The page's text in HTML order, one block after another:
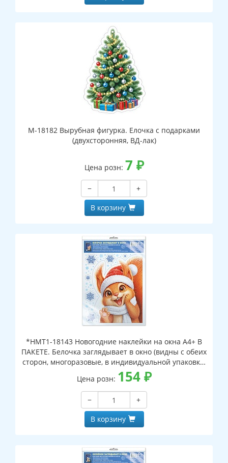
М-18182 Вырубная фигурка. Елочка с подарками
(двухсторонняя, ВД-лак)
Цена розн: 7 ₽
−
+
В корзину
*НМТ1-18143 Новогодние наклейки на окна А4+ В
ПАКЕТЕ. Белочка заглядывает в окно (видны с обеих
сторон, многоразовые, в индивидуальной упаковке,
с европодвесом и клеевым клапаном)
Цена розн: 154₽
−
+
В корзину